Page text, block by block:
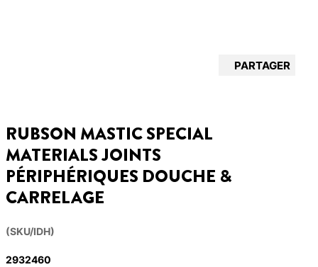
PARTAGER
RUBSON MASTIC SPECIAL
MATERIALS JOINTS
PÉRIPHÉRIQUES DOUCHE &
CARRELAGE
(SKU/IDH)
2932460